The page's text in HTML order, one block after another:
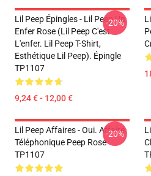
Lil Peep Épingles - Lil Peep Un
Enfer Rose (Lil Peep C'est
L'enfer. Lil Peep T-Shirt,
Esthétique Lil Peep). Épingle
TP1107
9,24 € - 12,00 €
-20%
Lil Peep Affaires - Oui. Affaire
Téléphonique Peep Rose
TP1107
-20%